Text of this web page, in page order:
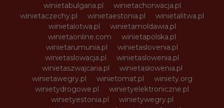
winietabulgaria.pl
winietachorwacja.pl
winietaczechy.pl
winietaestonia.pl
winietalitwa.pl
winietalotwa.pl
winietamoldawia.pl
winietaonline.com
winietapolska.pl
winietarumunia.pl
winietaslovenia.pl
winietaslowacja.pl
winietaslowenia.pl
winietaszwajcaria.pl
winietasłowenia.pl
winietawegry.pl
winietomat.pl
winiety.org
winietydrogowe.pl
winietyelektroniczne.pl
winietyestonia.pl
winietywegry.pl